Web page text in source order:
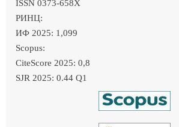
ISSN 0373-658X
РИНЦ:
ИФ 2025: 1,099
Scopus:
CiteScore 2025: 0,8
SJR 2025: 0.44 Q1